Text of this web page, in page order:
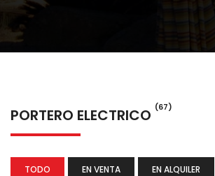
PORTERO ELECTRICO (67)
TODO EN VENTA EN ALQUILER